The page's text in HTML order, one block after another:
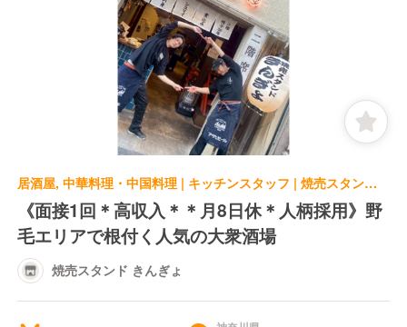
居酒屋, 中華料理・中国料理 | キッチンスタッフ | 焼売スタンド きんぎょ
《面接1回＊高収入＊＊月8日休＊人柄採用》野
毛エリアで根付く人気の大衆酒場
焼売スタンド きんぎょ